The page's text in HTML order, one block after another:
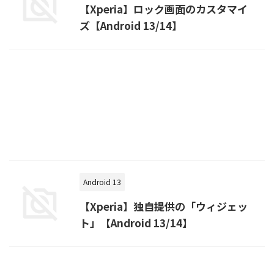
【Xperia】ロック画面のカスタマイ
ズ【Android 13/14】
Android 13
【Xperia】独自提供の「ウィジェッ
ト」【Android 13/14】